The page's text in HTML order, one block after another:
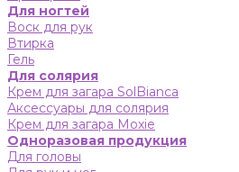
Для ногтей
Воск для рук
Втирка
Гель
Для солярия
Крем для загара SolBianca
Аксессуары для солярия
Крем для загара Moxie
Одноразовая продукция
Для головы